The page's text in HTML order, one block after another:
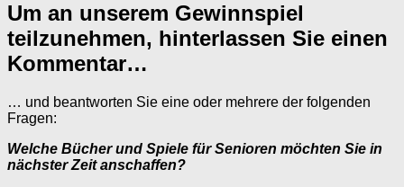
Um an unserem Gewinnspiel
teilzunehmen, hinterlassen Sie einen
Kommentar…
… und beantworten Sie eine oder mehrere der folgenden
Fragen:
Welche Bücher und Spiele für Senioren möchten Sie in
nächster Zeit anschaffen?